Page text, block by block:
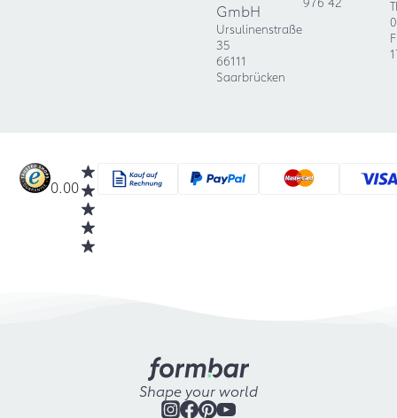
GmbH
Ursulinenstraße
35
66111
Saarbrücken
0.00
Shape your world